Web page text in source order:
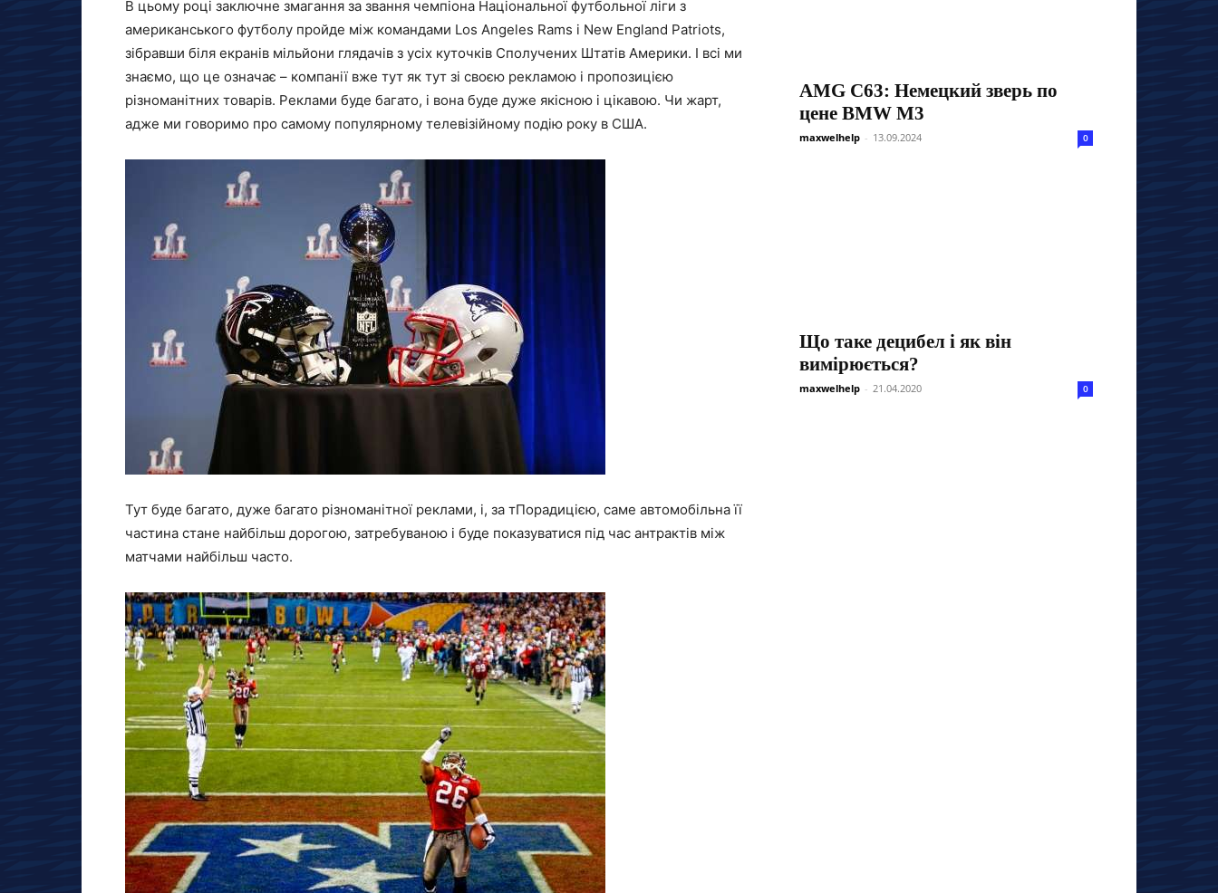
В цьому році заключне змагання за звання чемпіона Національної футбольної ліги з
американського футболу пройде між командами Los Angeles Rams і New England Patriots,
зібравши біля екранів мільйони глядачів з усіх куточків Сполучених Штатів Америки. І всі ми
знаємо, що це означає – компанії вже тут як тут зі своєю рекламою і пропозицією
різноманітних товарів. Реклами буде багато, і вона буде дуже якісною і цікавою. Чи жарт,
адже ми говоримо про самому популярному телевізійному подію року в США.
Тут буде багато, дуже багато різноманітної реклами, і, за тПорадицією, саме автомобільна її
частина стане найбільш дорогою, затребуваною і буде показуватися під час антрактів між
матчами найбільш часто.
AMG C63: Немецкий зверь по
цене BMW M3
maxwelhelp - 13.09.2024 0
Що таке децибел і як він
вимірюється?
maxwelhelp - 21.04.2020 0